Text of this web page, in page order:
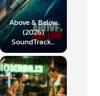
Above & Below
(2026)
SoundTrack...